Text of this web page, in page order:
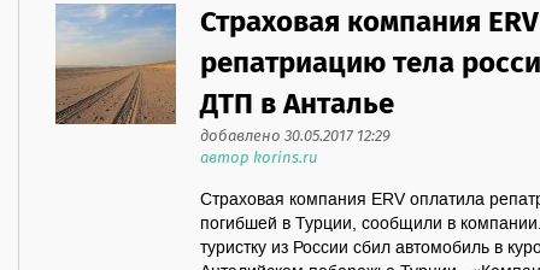
Страховая компания
репатриацию тела
ДТП в Анталье
добавлено 30.05.2017 12:29
автор korins.ru
Страховая компания ERV оплатила
погибшей в Турции, сообщили в
туристку из России сбил автомобиль в